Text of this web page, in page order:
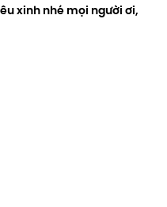
xinh nhé mọi người ơi,